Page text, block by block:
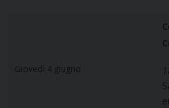
Giovedì 4 giugno